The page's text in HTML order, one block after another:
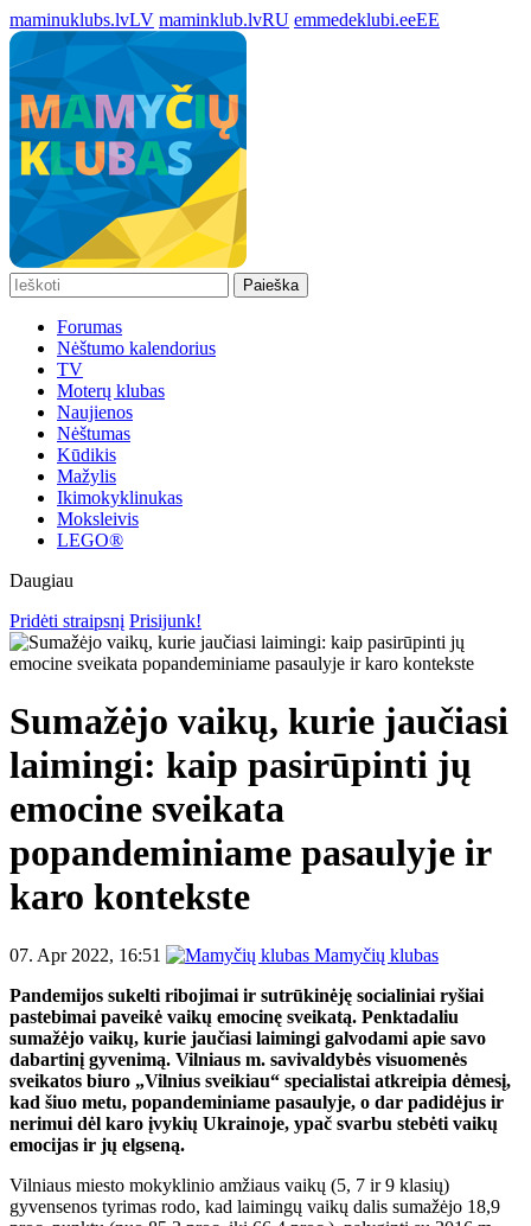
maminuklubs.lvLV maminklub.lvRU emmedeklubi.eeEE
Paieška
Forumas
Nėštumo kalendorius
TV
Moterų klubas
Naujienos
Nėštumas
Kūdikis
Mažylis
Ikimokyklinukas
Moksleivis
LEGO®
Daugiau
Pridėti straipsnį Prisijunk!
Sumažėjo vaikų, kurie jaučiasi
laimingi: kaip pasirūpinti jų
emocine sveikata
popandeminiame pasaulyje ir
karo kontekste
07. Apr 2022, 16:51
Mamyčių klubas
Pandemijos sukelti ribojimai ir sutrūkinėję socialiniai ryšiai
pastebimai paveikė vaikų emocinę sveikatą. Penktadaliu
sumažėjo vaikų, kurie jaučiasi laimingi galvodami apie savo
dabartinį gyvenimą. Vilniaus m. savivaldybės visuomenės
sveikatos biuro „Vilnius sveikiau“ specialistai atkreipia dėmesį,
kad šiuo metu, popandeminiame pasaulyje, o dar padidėjus ir
nerimui dėl karo įvykių Ukrainoje, ypač svarbu stebėti vaikų
emocijas ir jų elgseną.
Vilniaus miesto mokyklinio amžiaus vaikų (5, 7 ir 9 klasių)
gyvensenos tyrimas rodo, kad laimingų vaikų dalis sumažėjo 18,9